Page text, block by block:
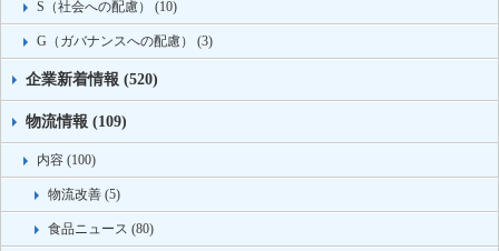
S（社会への配慮） (10)
G（ガバナンスへの配慮） (3)
企業新着情報 (520)
物流情報 (109)
内容 (100)
物流改善 (5)
食品ニュース (80)